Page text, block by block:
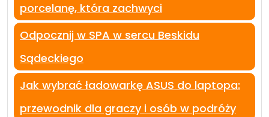
porcelanę, która zachwyci
Odpocznij w SPA w sercu Beskidu
Sądeckiego
Jak wybrać ładowarkę ASUS do laptopa:
przewodnik dla graczy i osób w podróży